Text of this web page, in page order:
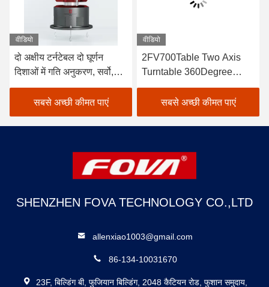
वीडियो
दो अक्षीय टर्नटेबल दो घूर्णन
दिशाओं में गति अनुकरण, सर्वो,
कोणीय कंपन और अनुकरणीय
गतिशील गति परीक्षण कर सकता
है,वेल्ड पोजिशनिंग मशीन 100lb
60kg क्षमता घूर्णन पोजिशनिंग
सबसे अच्छी कीमत पाएं
वीडियो
2FV700Table Two Axis
Turntable 360Degree
Rotation Range,दो अक्षीय
टर्नटेबल गति अनुकरण, सर्वो,
कोणीय कंपन कर सकता है,और दो
घूर्णन दिशाओं में गतिशील गति का
सबसे अच्छी कीमत पाएं
SHENZHEN FOVA TECHNOLOGY CO.,LTD
allenxiao1003@gmail.com
86-134-10031670
23F, बिल्डिंग बी, फुजियान बिल्डिंग, 2048 कैटियन रोड, फुशान समुदाय,